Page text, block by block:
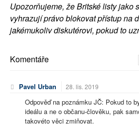
Upozorňujeme, že Britské listy jako
vyhrazují právo blokovat přístup na
jakémukoliv diskutérovi, pokud to
Komentáře
Pavel Urban 28. lis. 2019
Odpověď na poznámku JČ: Pokud to
ideálu a ne o občanu-člověku, pak
takovéto věci zmiňovat.